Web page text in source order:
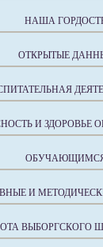
НАША
ОТКРЫТЫЕ
И ЗДОРОВЬЕ
И
ВЫБОРГСКОГО